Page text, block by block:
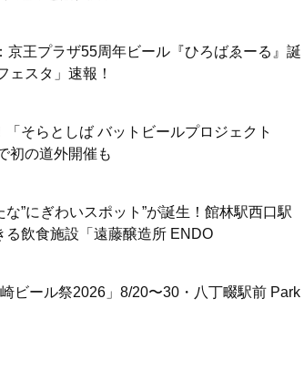
京王プラザ55周年ビール『ひろばゑーる』誕
ェスタ」速報！
そらとしば バットビールプロジェクト
初の道外開催も
”にぎわいスポット”が誕生！館林駅西口駅
飲食施設「遠藤醸造所 ENDO
ビール祭2026」8/20〜30・八丁畷駅前 Park